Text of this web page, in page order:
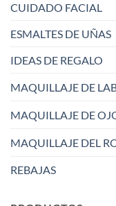
CUIDADO FACIAL
ESMALTES DE UÑAS
IDEAS DE REGALO
MAQUILLAJE DE
MAQUILLAJE DE
MAQUILLAJE DEL
REBAJAS